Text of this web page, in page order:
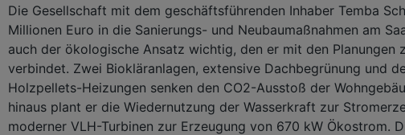
Die Gesellschaft mit dem geschäftsführenden Inhaber Temba
Millionen Euro in die Sanierungs- und Neubaumaßnahmen am
auch der ökologische Ansatz wichtig, den er mit den Planungen
verbindet. Zwei Biokläranlagen, extensive Dachbegrünung und
Holzpellets-Heizungen senken den CO2-Ausstoß der
hinaus plant er die Wiedernutzung der Wasserkraft zur
moderner VLH-Turbinen zur Erzeugung von 670 kW Ökostrom.